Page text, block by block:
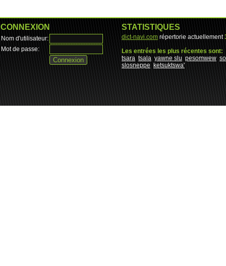
CONNEXION
Nom d'utilisateur:
Mot de passe:
STATISTIQUES
dict-navi.com répertorie actuellement
Les entrées les plus récentes sont:
tsara tsala yawne slu pesomwew
slosneppe
ketsuktswa'